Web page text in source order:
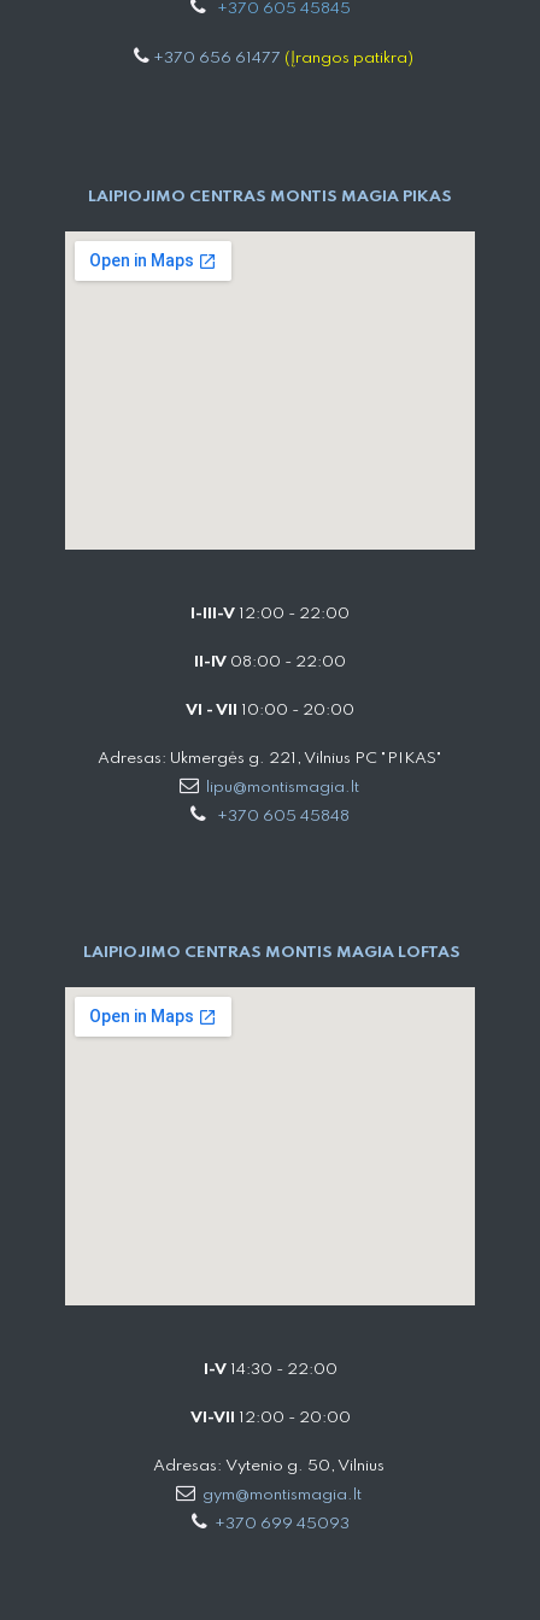
+370 605 4584​5
+370 656 61477 (Įrangos patikra)
LAIPIOJIMO CENTRAS MONTIS MAGIA PIKAS
I-III-V 12:00 - 22:00
II-IV 08:00 - 22:00
VI - VII 10:00 - 20:00
Adresas: Ukmergės g. 221, Vilnius PC "PIKAS"
lipu@montismagia.lt
+370 605 45848
LAIPIOJIMO CENTRAS MONTIS MAGIA LOFTAS
I-V14:30 - 22:00
VI-VII 12:00 - 20:00
Adresas: Vytenio g. 50, Vilnius
gym@montismagia.lt
+370 699 45093